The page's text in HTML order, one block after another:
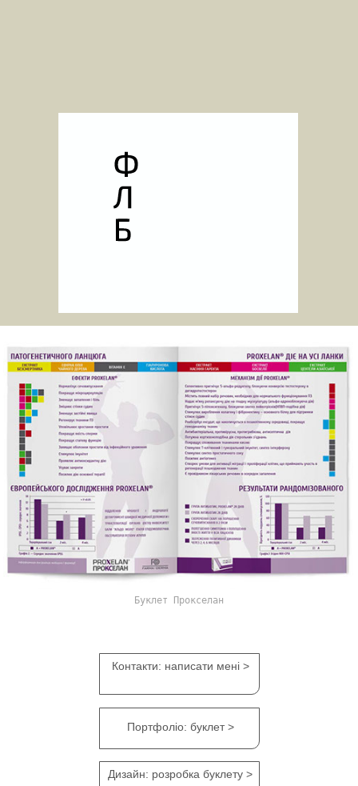
Буклет Прокселан
Контакти: написати мені >
Портфоліо: буклет >
Дизайн: розробка буклету >